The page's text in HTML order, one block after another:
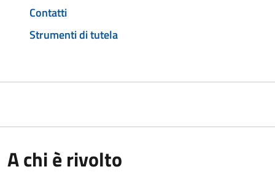
Contatti
Strumenti di tutela
A chi è rivolto